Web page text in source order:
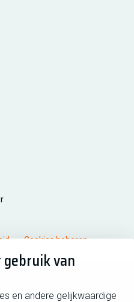
van
en andere gelijkwaardige
DNV iso/iec 27001
Cookies beheren